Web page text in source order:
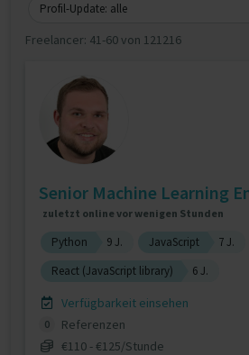
Profil-Update: alle
Freelancer: 41-60 von 121216
Senior Machine Learning
zuletzt online vor wenigen Stunden
Python 9 J. JavaScript
7 J.
React (JavaScript library)
6 J.
Verfügbarkeit einsehen
0
Referenzen
€110 - €125/Stunde